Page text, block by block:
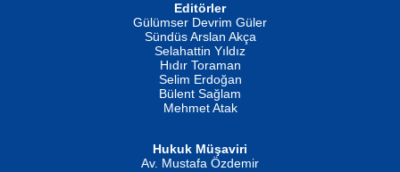
İSMAİL OKUTAN
Erkeklerin Kahrolması Ne Demektir
Evvel Zaman Tanrıçası...
Editörler
Gülümser Devrim Güler
Sündüs Arslan Akça
Selahattin Yıldız
Hıdır Toraman
Selim Erdoğan
Bülent Sağlam
Mehmet Atak
Hukuk Müşaviri
Av. Mustafa Özdemir